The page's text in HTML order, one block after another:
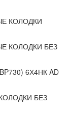
КОЛОДКИ
КОЛОДКИ БЕЗ
6Х4НК AD
БЕЗ